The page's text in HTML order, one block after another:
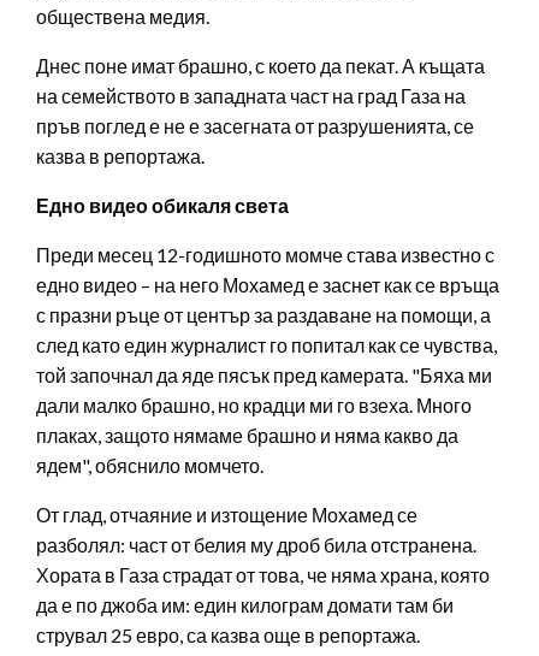
обществена медия.
Днес поне имат брашно, с което да пекат. А къщата
на семейството в западната част на град Газа на
пръв поглед е не е засегната от разрушенията, се
казва в репортажа.
Едно видео обикаля света
Преди месец 12-годишното момче става известно с
едно видео – на него Мохамед е заснет как се връща
с празни ръце от център за раздаване на помощи, а
след като един журналист го попитал как се чувства,
той започнал да яде пясък пред камерата. "Бяха ми
дали малко брашно, но крадци ми го взеха. Много
плаках, защото нямаме брашно и няма какво да
ядем", обяснило момчето.
От глад, отчаяние и изтощение Мохамед се
разболял: част от белия му дроб била отстранена.
Хората в Газа страдат от това, че няма храна, която
да е по джоба им: един килограм домати там би
струвал 25 евро, са казва още в репортажа.